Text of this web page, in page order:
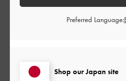
品質
Shop our Japan site
Preferred Language: